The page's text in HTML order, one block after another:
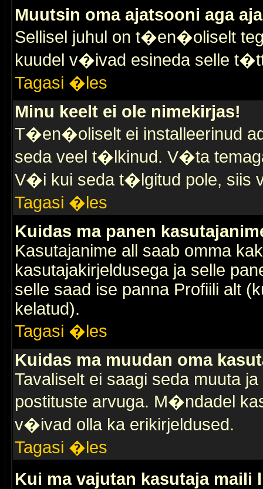
Muutsin oma ajatsooni aga
Sellisel juhul on t�en�oliselt
kuudel v�ivad esineda selle
Tagasi �les
Minu keelt ei ole nimekirjas!
T�en�oliselt ei installeerinud
seda veel t�lkinud. V�ta
V�i kui seda t�lgitud pole, siis
Tagasi �les
Kuidas ma panen
Kasutajanime all saab omma
kasutajakirjeldusega ja selle
selle saad ise panna Profiili alt
kelatud).
Tagasi �les
Kuidas ma muudan oma
Tavaliselt ei saagi seda muuta
postituste arvuga. M�ndadel
v�ivad olla ka erikirjeldused.
Tagasi �les
Kui ma vajutan kasutaja